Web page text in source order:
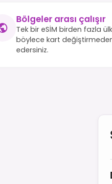
Bölgeler arası çalışır
Tek bir eSİM birden fazla
böylece kart
edersiniz.